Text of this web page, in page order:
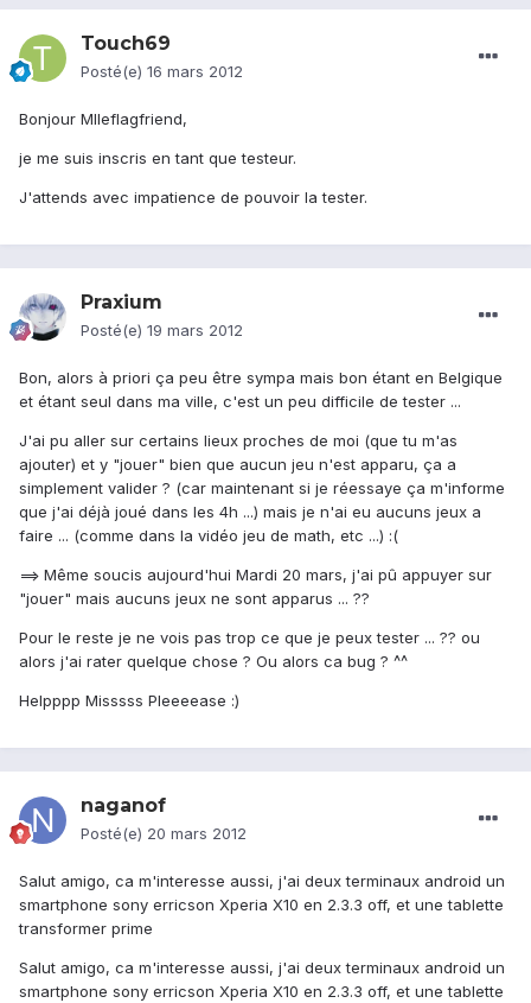
Touch69
Posté(e) 16 mars 2012
Bonjour Mlleflagfriend,
je me suis inscris en tant que testeur.
J'attends avec impatience de pouvoir la tester.
Praxium
Posté(e) 19 mars 2012
Bon, alors à priori ça peu être sympa mais bon étant en Belgique
et étant seul dans ma ville, c'est un peu difficile de tester ...
J'ai pu aller sur certains lieux proches de moi (que tu m'as
ajouter) et y "jouer" bien que aucun jeu n'est apparu, ça a
simplement valider ? (car maintenant si je réessaye ça m'informe
que j'ai déjà joué dans les 4h ...) mais je n'ai eu aucuns jeux a
faire ... (comme dans la vidéo jeu de math, etc ...) :(
==> Même soucis aujourd'hui Mardi 20 mars, j'ai pû appuyer sur
"jouer" mais aucuns jeux ne sont apparus ... ??
Pour le reste je ne vois pas trop ce que je peux tester ... ?? ou
alors j'ai rater quelque chose ? Ou alors ca bug ? ^^
Helpppp Misssss Pleeeease :)
naganof
Posté(e) 20 mars 2012
Salut amigo, ca m'interesse aussi, j'ai deux terminaux android un
smartphone sony erricson Xperia X10 en 2.3.3 off, et une tablette
transformer prime
Salut amigo, ca m'interesse aussi, j'ai deux terminaux android un
smartphone sony erricson Xperia X10 en 2.3.3 off, et une tablette